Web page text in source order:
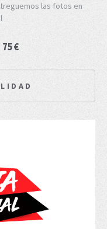
las fotos en